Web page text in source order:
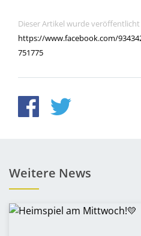
Dieser Artikel wurde veröffentlicht
https://www.facebook.com/
751775
Weitere News